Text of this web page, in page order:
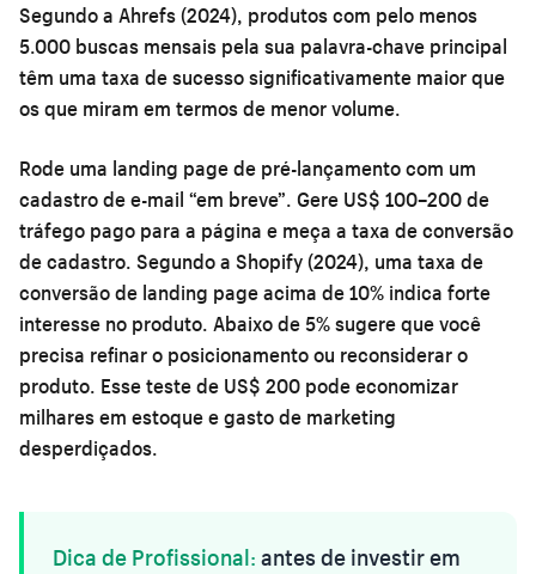
Segundo a Ahrefs (2024), produtos com pelo menos
5.000 buscas mensais pela sua palavra-chave principal
têm uma taxa de sucesso significativamente maior que
os que miram em termos de menor volume.
Rode uma landing page de pré-lançamento com um
cadastro de e-mail “em breve”. Gere US$ 100–200 de
tráfego pago para a página e meça a taxa de conversão
de cadastro. Segundo a Shopify (2024), uma taxa de
conversão de landing page acima de 10% indica forte
interesse no produto. Abaixo de 5% sugere que você
precisa refinar o posicionamento ou reconsiderar o
produto. Esse teste de US$ 200 pode economizar
milhares em estoque e gasto de marketing
desperdiçados.
Dica de Profissional: antes de investir em